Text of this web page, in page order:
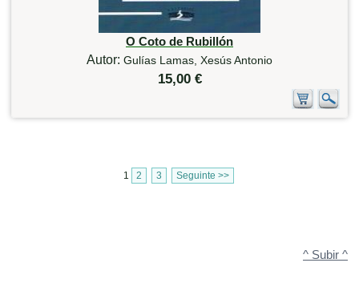
O Coto de Rubillón
Autor: Gulías Lamas, Xesús Antonio
15,00 €
1 2 3 Seguinte >>
^ Subir ^